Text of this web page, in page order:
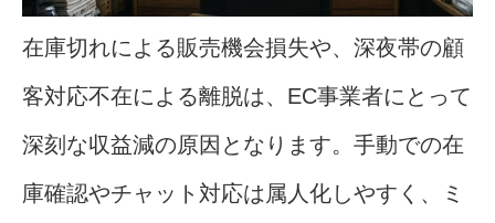
在庫切れによる販売機会損失や、深夜帯の顧
客対応不在による離脱は、EC事業者にとって
深刻な収益減の原因となります。手動での在
庫確認やチャット対応は属人化しやすく、ミ